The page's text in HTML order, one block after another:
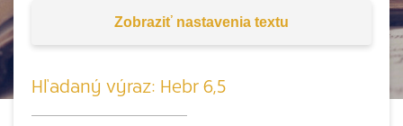
Zobraziť nastavenia textu
Hľadaný výraz: Hebr 6,5